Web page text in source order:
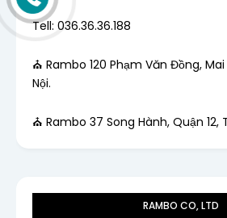
Tell: 036.36.36.188
⛪ Rambo 120 Phạm Văn Đồng,
Nội.
⛪ Rambo 37 Song Hành, Quận 12,
RAMBO CO, LTD